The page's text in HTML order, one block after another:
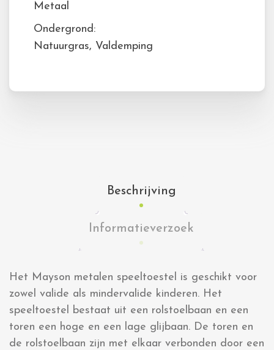
Metaal
Ondergrond:
Natuurgras, Valdemping
Beschrijving
Informatieverzoek
Het Mayson metalen speeltoestel is geschikt voor
zowel valide als mindervalide kinderen. Het
speeltoestel bestaat uit een rolstoelbaan en een
toren een hoge en een lage glijbaan. De toren en
de rolstoelbaan zijn met elkaar verbonden door een